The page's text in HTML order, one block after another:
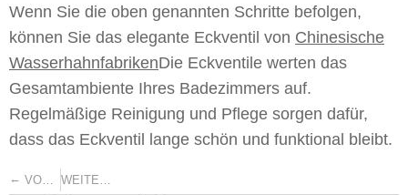
Wenn Sie die oben genannten Schritte befolgen,
können Sie das elegante Eckventil von Chinesische
WasserhahnfabrikenDie Eckventile werten das
Gesamtambiente Ihres Badezimmers auf.
Regelmäßige Reinigung und Pflege sorgen dafür,
dass das Eckventil lange schön und funktional bleibt.
← VORHERIGE WEITER